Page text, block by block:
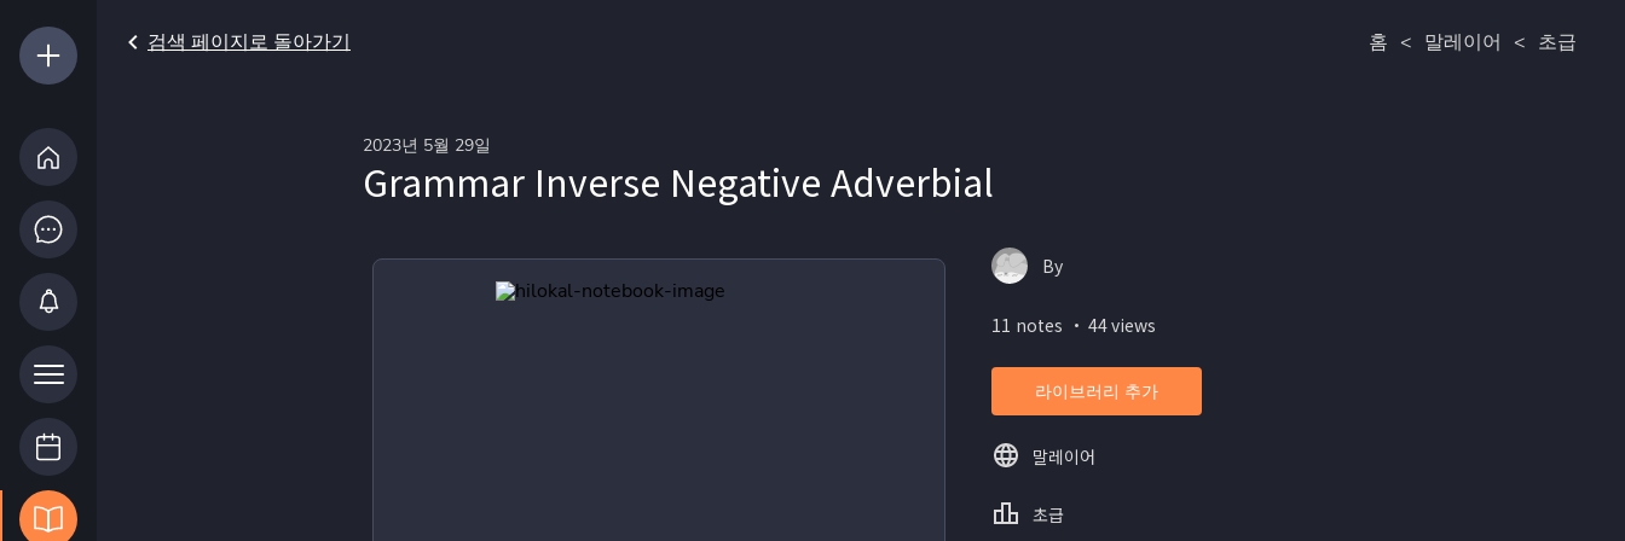
검색 페이지로 돌아가기 홈 < 말레이어 < 초급
2023년 5월 29일
Grammar Inverse Negative Adverbial
By
11 notes ・ 44 views
라이브러리 추가
말레이어
초급